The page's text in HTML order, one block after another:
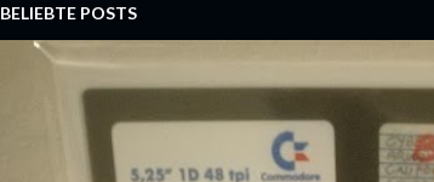
BELIEBTE POSTS